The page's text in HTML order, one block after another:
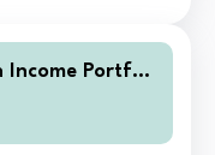
Income Portfoli